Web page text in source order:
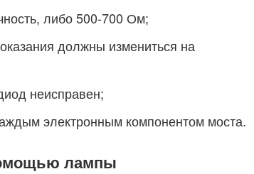
либо 500-700 Ом;
должны измениться на
неисправен;
электронным компонентом моста.
лампы